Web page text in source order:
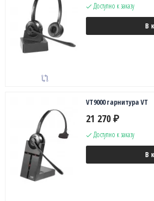
Доступно к заказу
В
VT9000 гарнитура VT
21 270 ₽
Доступно к заказу
В